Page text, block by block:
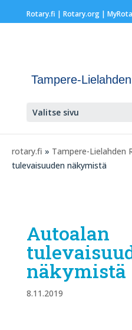
Rotary.fi | Rotary.org|
Tampere-
Valitse sivu
rotary.fi » Tampere-Lielahden
tulevaisuuden näkymistä
Autoalan
näkymistä
8.11.2019